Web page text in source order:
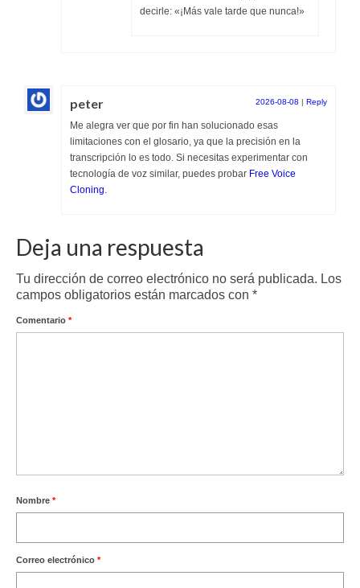
decirle: «¡Más vale tarde que nunca!»
peter 2026-08-08 Reply
Me alegra ver que por fin han solucionado esas
limitaciones con el glosario, ya que la precisión en la
transcripción lo es todo. Si necesitas experimentar con
tecnología de voz similar, puedes probar Free Voice
Cloning.
Deja una respuesta
Tu dirección de correo electrónico no será publicada. Los
campos obligatorios están marcados con *
Comentario *
Nombre *
Correo electrónico *